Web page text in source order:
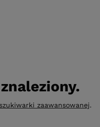
zaawansowanej.